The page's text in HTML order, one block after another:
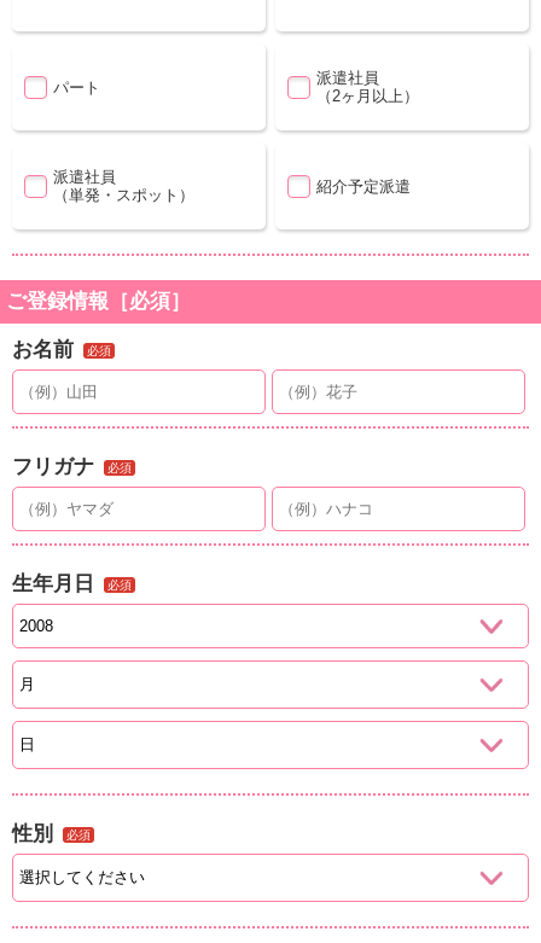
パート
派遣社員
（2ヶ月以上）
派遣社員
（単発・スポット）
紹介予定派遣
ご登録情報［必須］
お名前 必須
フリガナ 必須
生年月日 必須
性別 必須